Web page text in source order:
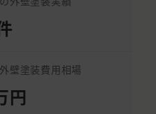
壁塗装費用相場
円